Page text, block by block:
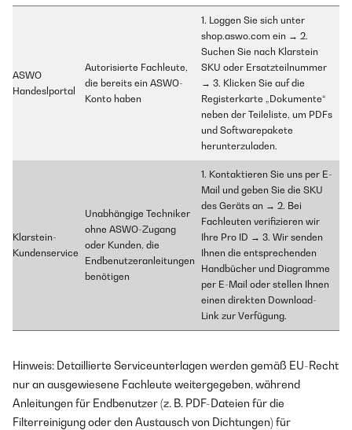
ASWO
Handeslportal
Autorisierte Fachleute,
die bereits ein ASWO-
Konto haben
1. Loggen Sie sich unter
shop.aswo.com ein → 2.
Suchen Sie nach Klarstein
SKU oder Ersatzteilnummer
→ 3. Klicken Sie auf die
Registerkarte „Dokumente“
neben der Teileliste, um PDFs
und Softwarepakete
herunterzuladen.
Klarstein-
Kundenservice
Unabhängige Techniker
ohne ASWO-Zugang
oder Kunden, die
Endbenutzeranleitungen
benötigen
1. Kontaktieren Sie uns per E-
Mail und geben Sie die SKU
des Geräts an → 2. Bei
Fachleuten verifizieren wir
Ihre Pro ID → 3. Wir senden
Ihnen die entsprechenden
Handbücher und Diagramme
per E-Mail oder stellen Ihnen
einen direkten Download-
Link zur Verfügung.
Hinweis: Detaillierte Serviceunterlagen werden gemäß EU-Recht
nur an ausgewiesene Fachleute weitergegeben, während
Anleitungen für Endbenutzer (z. B. PDF-Dateien für die
Filterreinigung oder den Austausch von Dichtungen) für